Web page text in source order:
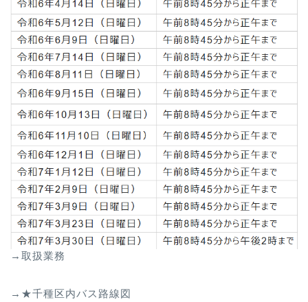
→取扱業務
→★千種区内バス路線図